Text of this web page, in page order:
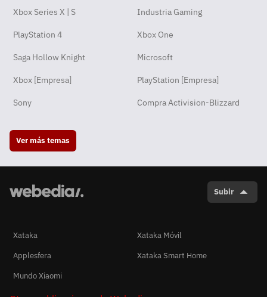
Xbox Series X | S Industria Gaming
PlayStation 4 Xbox One
Saga Hollow Knight Microsoft
Xbox [Empresa] PlayStation [Empresa]
Sony Compra Activision-Blizzard
Ver más temas
Subir
Xataka
Xataka Móvil
Applesfera
Xataka Smart Home
Mundo Xiaomi